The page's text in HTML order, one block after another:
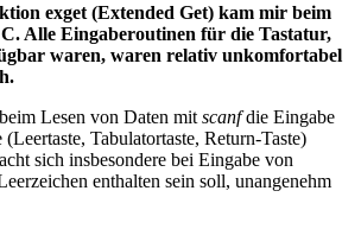
exget (Extended Get) kam mir beim
Alle Eingaberoutinen für die Tastatur,
waren, waren relativ unkomfortabel
Lesen von Daten mit scanfdie Eingabe
Tabulatortaste, Return-Taste)
sich insbesondere bei Eingabe von
enthalten sein soll, unangenehm